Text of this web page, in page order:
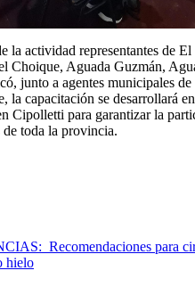
la actividad representantes de
Choique, Aguada Guzmán,
junto a agentes municipales
la capacitación se desarrollará
Cipolletti para garantizar la
toda la provincia.
Recomendaciones para
hielo